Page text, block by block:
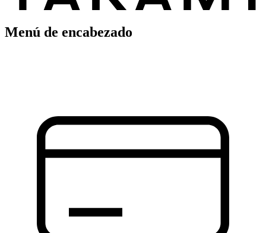
Menú de encabezado